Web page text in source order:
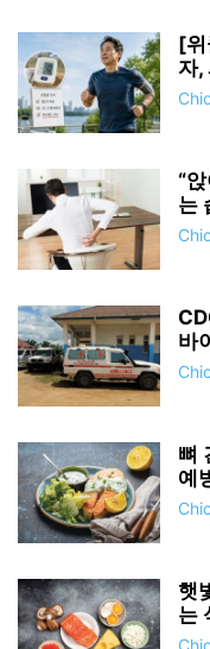
[위
자,
“
는
바
뼈
예
햇
는